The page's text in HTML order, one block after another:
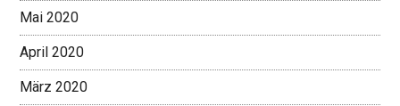
Mai 2020
April 2020
März 2020